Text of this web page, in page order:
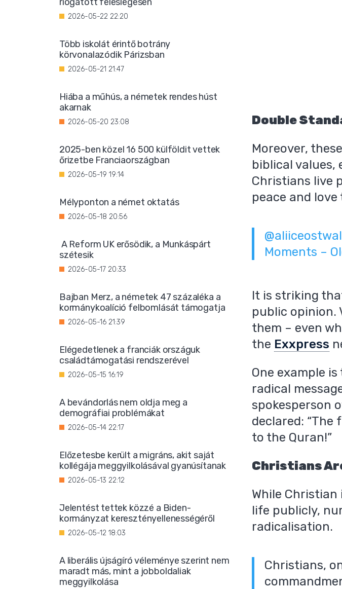
Double
Moreover,
biblical
Christians live
peace and
Moments –
It is striking
public opinion.
them – even
the Exxpress
One example
radical
spokesperson
declared:
to the Quran!”
Christians
While
life publicly,
radicalisation.
Christians,
2026-05-22 22:20
Több iskolát érintő botrány
körvonalazódik Párizsban
2026-05-21 21:47
Hiába a műhús, a németek rendes húst
akarnak
2026-05-20 23:08
2025-ben közel 16 500 külföldit vettek
őrizetbe Franciaországban
2026-05-19 19:14
Mélyponton a német oktatás
2026-05-18 20:56
A Reform UK erősödik, a Munkáspárt
szétesik
2026-05-17 20:33
Bajban Merz, a németek 47 százaléka a
kormánykoalíció felbomlását támogatja
2026-05-16 21:39
Elégedetlenek a franciák országuk
családtámogatási rendszerével
2026-05-15 16:19
A bevándorlás nem oldja meg a
demográfiai problémákat
2026-05-14 22:17
Előzetesbe került a migráns, akit saját
kollégája meggyilkolásával gyanúsítanak
2026-05-13 22:12
Jelentést tettek közzé a Biden-
kormányzat keresztényellenességéről
2026-05-12 18:03
A liberális újságíró véleménye szerint nem
maradt más, mint a jobboldaliak
meggyilkolása